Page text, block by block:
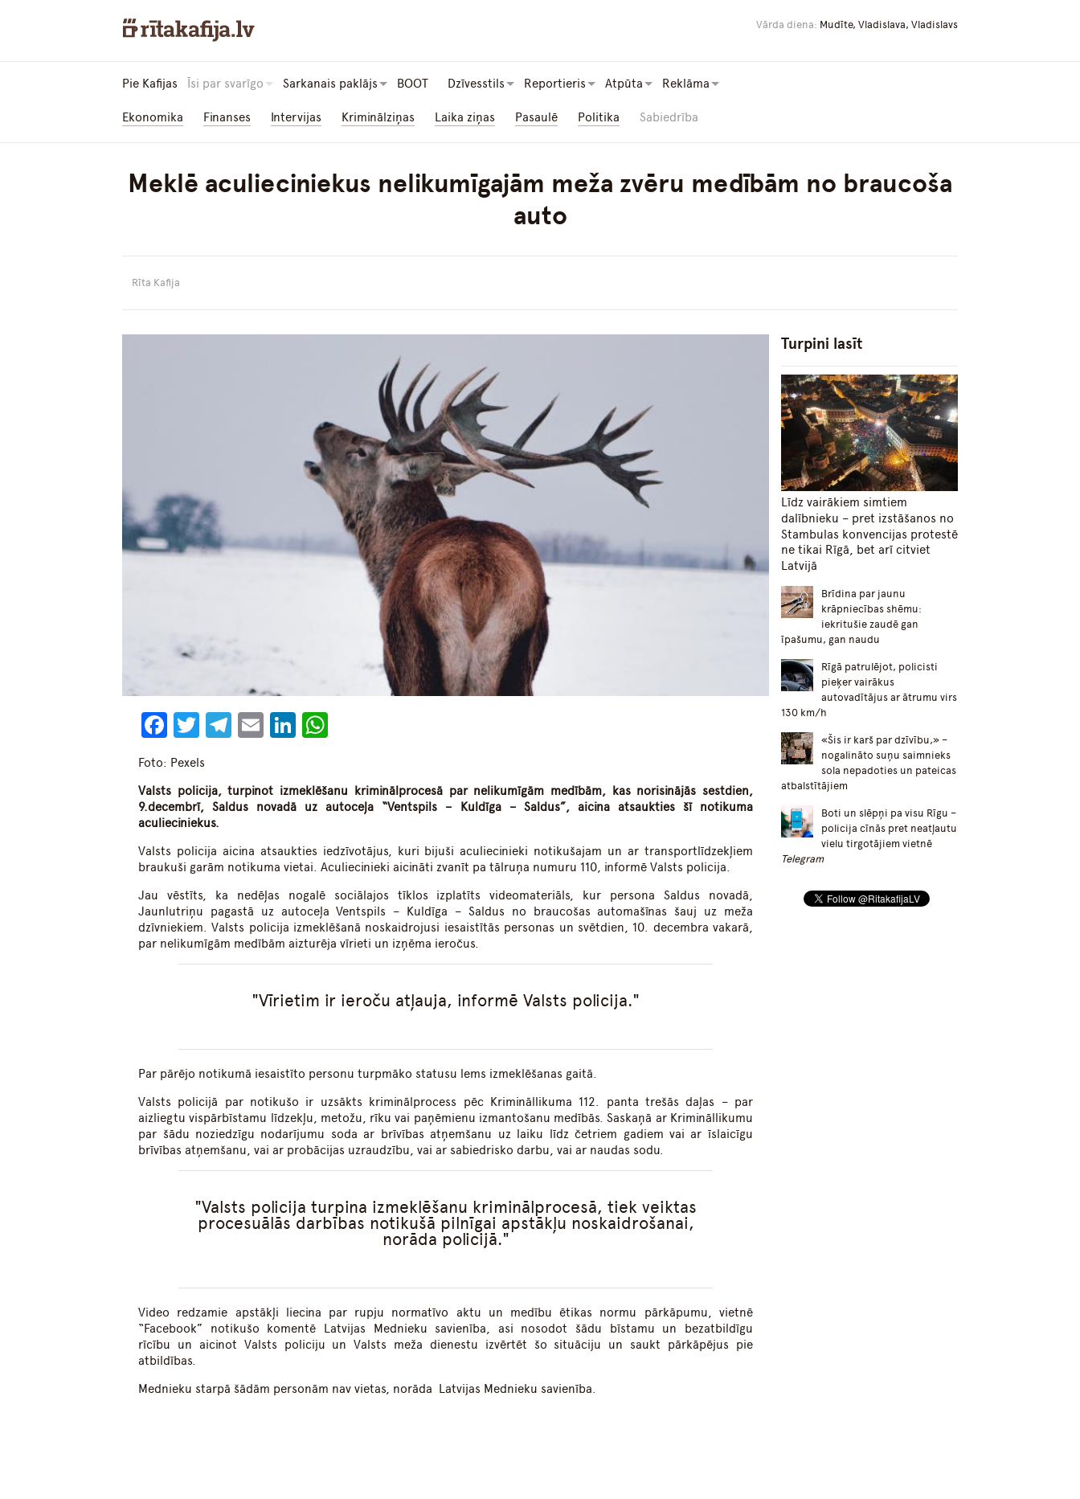
Vārda diena: Mudīte, Vladislava, Vladislavs
Pie Kafijas Īsi par svarīgo Sarkanais paklājs BOOT Dzīvesstils Reportieris Atpūta Reklāma
Ekonomika Finanses Intervijas Kriminālziņas Laika ziņas Pasaulē Politika Sabiedrība
Meklē aculieciniekus nelikumīgajām meža zvēru medībām no braucoša
auto
Rīta Kafija
Facebook
Twitter
Telegram
EmailLinkedIn
Foto: Pexels
Valsts policija, turpinot izmeklēšanu kriminālprocesā par nelikumīgām medībām, kas norisinājās sestdien,
9.decembrī, Saldus novadā uz autoceļa “Ventspils – Kuldīga – Saldus”, aicina atsaukties šī notikuma
aculieciniekus.
Valsts policija aicina atsaukties iedzīvotājus, kuri bijuši aculiecinieki notikušajam un ar transportlīdzekļiem
braukuši garām notikuma vietai. Aculiecinieki aicināti zvanīt pa tālruņa numuru 110, informē Valsts policija.
Jau vēstīts, ka nedēļas nogalē sociālajos tīklos izplatīts videomateriāls, kur persona Saldus novadā,
Jaunlutriņu pagastā uz autoceļa Ventspils – Kuldīga – Saldus no braucošas automašīnas šauj uz meža
dzīvniekiem. Valsts policija izmeklēšanā noskaidrojusi iesaistītās personas un svētdien, 10. decembra vakarā,
par nelikumīgām medībām aizturēja vīrieti un izņēma ieročus.
Vīrietim ir ieroču atļauja, informē Valsts policija.
Par pārējo notikumā iesaistīto personu turpmāko statusu lems izmeklēšanas gaitā.
Valsts policijā par notikušo ir uzsākts kriminālprocess pēc Krimināllikuma 112. panta trešās daļas – par
aizliegtu vispārbīstamu līdzekļu, metožu, rīku vai paņēmienu izmantošanu medībās. Saskaņā ar Krimināllikumu
par šādu noziedzīgu nodarījumu soda ar brīvības atņemšanu uz laiku līdz četriem gadiem vai ar īslaicīgu
brīvības atņemšanu, vai ar probācijas uzraudzību, vai ar sabiedrisko darbu, vai ar naudas sodu.
Valsts policija turpina izmeklēšanu kriminālprocesā, tiek veiktas
procesuālās darbības notikušā pilnīgai apstākļu noskaidrošanai,
norāda policijā.
Video redzamie apstākļi liecina par rupju normatīvo aktu un medību ētikas normu pārkāpumu, vietnē
“Facebook” notikušo komentē Latvijas Mednieku savienība, asi nosodot šādu bīstamu un bezatbildīgu
rīcību un aicinot Valsts policiju un Valsts meža dienestu izvērtēt šo situāciju un saukt pārkāpējus pie
atbildības.
Mednieku starpā šādām personām nav vietas, norāda Latvijas Mednieku savienība.
Turpini lasīt
Līdz vairākiem simtiem
dalībnieku – pret izstāšanos no
Stambulas konvencijas protestē
ne tikai Rīgā, bet arī citviet
Latvijā
Brīdina par jaunu
krāpniecības shēmu:
iekritušie zaudē gan
īpašumu, gan naudu
Rīgā patrulējot, policisti
pieķer vairākus
autovadītājus ar ātrumu virs
130 km/h
«Šis ir karš par dzīvību,» –
nogalināto suņu saimnieks
sola nepadoties un pateicas
atbalstītājiem
Boti un slēpņi pa visu Rīgu –
policija cīnās pret neatļautu
vielu tirgotājiem vietnē
Telegram